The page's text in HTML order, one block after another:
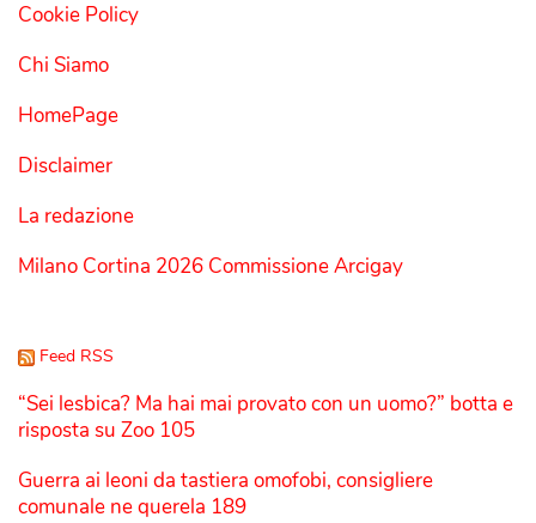
Cookie Policy
Chi Siamo
HomePage
Disclaimer
La redazione
Milano Cortina 2026 Commissione Arcigay
Feed RSS
“Sei lesbica? Ma hai mai provato con un uomo?” botta e
risposta su Zoo 105
Guerra ai leoni da tastiera omofobi, consigliere
comunale ne querela 189